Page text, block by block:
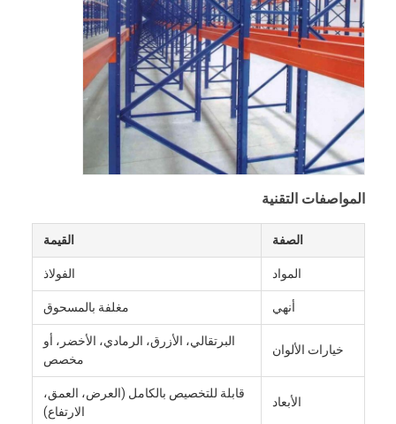
فيديوهات
معلومات عنا
جولة في المصنع
مراقبة الجودة
القضايا
اطلب عرض أسعار
رفوف المستودعات
المواصفات التقنية
الصفة القيمة
المواد الفولاذ
أنهي مغلفة بالمسحوق
خيارات الألوان
البرتقالي، الأزرق، الرمادي، الأخضر، أو
مخصص
الأبعاد
قابلة للتخصيص بالكامل (العرض، العمق،
الارتفاع)